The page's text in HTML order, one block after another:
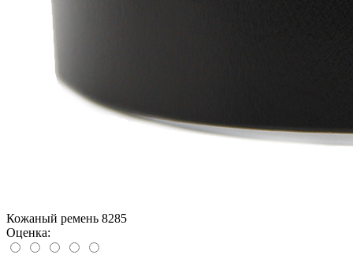
Кожаный ремень 8285
Оценка: